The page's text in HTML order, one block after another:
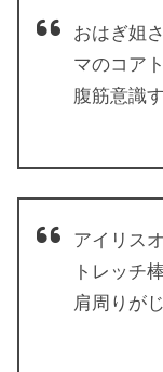
おはぎ姐
マのコア
腹筋意識
アイリス
トレッチ
肩周りが